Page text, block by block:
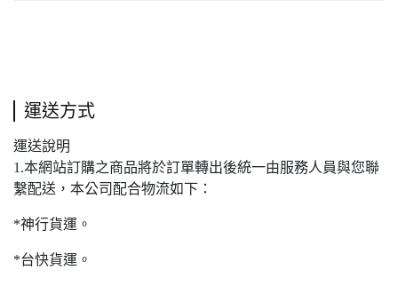
運送方式
運送說明
1.本網站訂購之商品將於訂單轉出後統一由服務人員與您聯
繫配送，本公司配合物流如下：
*神行貨運。
*台快貨運。